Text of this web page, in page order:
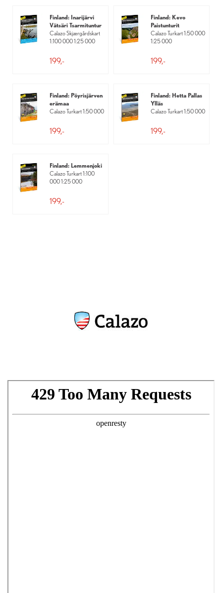
ruter.
Finland: Inarijärvi
Vätsäri Tsarmituntur
Calazo Skjærgårdskart
1:100 000 1:25 000
199,-
Finland: Kevo
Paistunturit
Calazo Turkart 1:50 000
1:25 000
199,-
Finland: Pöyrisjärven
erämaa
Calazo Turkart 1:50 000
199,-
Finland: Hetta Pallas
Ylläs
Calazo Turkart 1:50 000
199,-
Finland: Lemmenjoki
Calazo Turkart 1:100
000 1:25 000
199,-